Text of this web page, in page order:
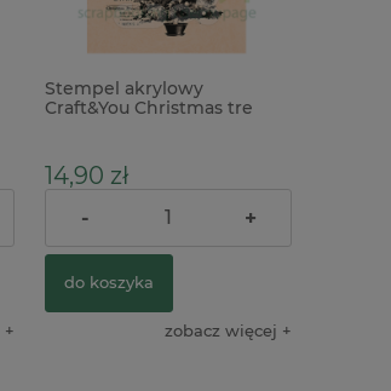
Stempel akrylowy
Craft&You Christmas tre
14,90 zł
Cena regularna: 18,90 zł
- +
do koszyka
zobacz więcej